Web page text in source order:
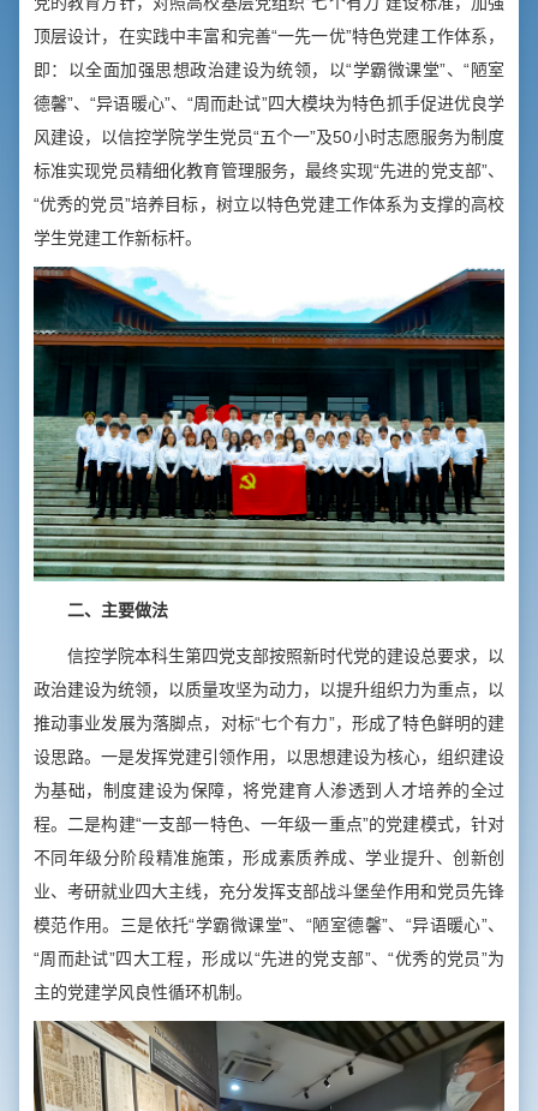
顶层设计，在实践中丰富和完善“一先一优”特色党建工作体系，
即：以全面加强思想政治建设为统领，以“学霸微课堂”、“陋室
德馨”、“异语暖心”、“周而赴试”四大模块为特色抓手促进优良学
风建设，以信控学院学生党员“五个一”及50小时志愿服务为制度
标准实现党员精细化教育管理服务，最终实现“先进的党支部”、
“优秀的党员”培养目标，树立以特色党建工作体系为支撑的高校
学生党建工作新标杆。
二、主要做法
信控学院本科生第四党支部按照新时代党的建设总要求，以
政治建设为统领，以质量攻坚为动力，以提升组织力为重点，以
推动事业发展为落脚点，对标“七个有力”，形成了特色鲜明的建
设思路。一是发挥党建引领作用，以思想建设为核心，组织建设
为基础，制度建设为保障，将党建育人渗透到人才培养的全过
程。二是构建“一支部一特色、一年级一重点”的党建模式，针对
不同年级分阶段精准施策，形成素质养成、学业提升、创新创
业、考研就业四大主线，充分发挥支部战斗堡垒作用和党员先锋
模范作用。三是依托“学霸微课堂”、“陋室德馨”、“异语暖心”、
“周而赴试”四大工程，形成以“先进的党支部”、“优秀的党员”为
主的党建学风良性循环机制。